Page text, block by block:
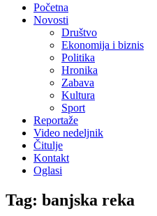
Početna
Novosti
Društvo
Ekonomija i biznis
Politika
Hronika
Zabava
Kultura
Sport
Reportaže
Video nedeljnik
Čitulje
Kontakt
Oglasi
Tag: banjska reka